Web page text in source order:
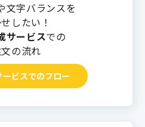
文字バランスを
したい！
サービスでの
の流れ
ビスでのフロー